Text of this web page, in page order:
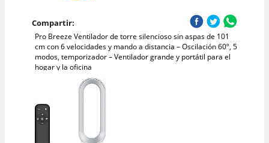
Compartir:
Pro Breeze Ventilador de torre silencioso sin aspas de 101
cm con 6 velocidades y mando a distancia – Oscilación 60º, 5
modos, temporizador – Ventilador grande y portátil para el
hogar y la oficina